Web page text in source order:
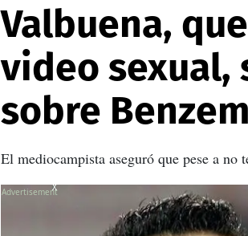
Valbuena,
video sexual,
sobre
El mediocampista aseguró que pese a no
X
X